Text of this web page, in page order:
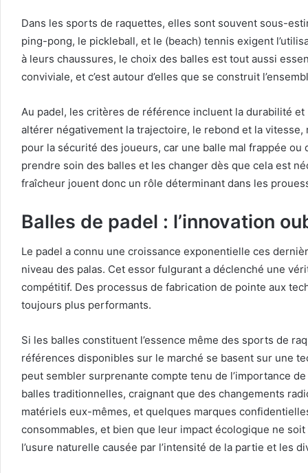
Dans les sports de raquettes, elles sont souvent sous-
ping-pong, le pickleball, et le (beach) tennis exigent
à leurs chaussures, le choix des balles est tout aussi
conviviale, et c’est autour d’elles que se construit
Au padel, les critères de référence incluent la durabilité
altérer négativement la trajectoire, le rebond et la
pour la sécurité des joueurs, car une balle mal frappée
prendre soin des balles et les changer dès que cela est
fraîcheur jouent donc un rôle déterminant dans les
Balles de padel : l’innovation
Le padel a connu une croissance exponentielle ces
niveau des palas. Cet essor fulgurant a déclenché une
compétitif. Des processus de fabrication de pointe aux
toujours plus performants.
Si les balles constituent l’essence même des sports de
références disponibles sur le marché se basent sur une
peut sembler surprenante compte tenu de l’importance
balles traditionnelles, craignant que des changements
matériels eux-mêmes, et quelques marques
consommables, et bien que leur impact écologique ne
l’usure naturelle causée par l’intensité de la partie et les